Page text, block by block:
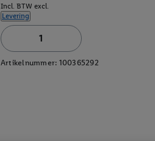
Incl. BTW excl.
Levering
Artikelnummer: 100365292